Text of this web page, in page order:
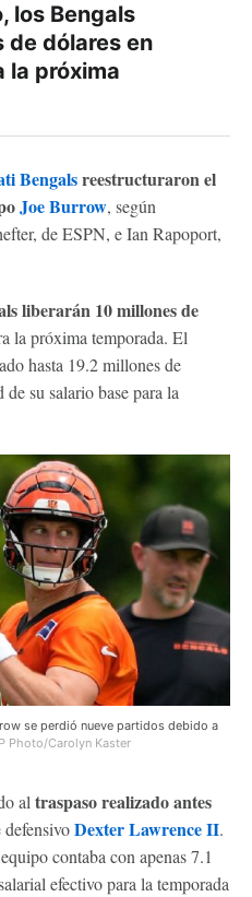
los Bengals
de dólares en
la próxima
Bengalsreestructuraron el
Joe Burrow, según
de ESPN, e Ian Rapoport,
liberarán 10 millones de
la próxima temporada. El
hasta 19.2 millones de
su salario base para la
se perdió nueve partidos debido a
Photo/Carolyn Kaster
al traspaso realizado antes
Dexter Lawrence II.
contaba con apenas 7.1
efectivo para la temporada